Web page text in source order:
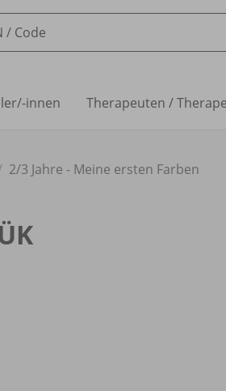
-innen Therapeuten /
2/3 Jahre - Meine ersten Farben